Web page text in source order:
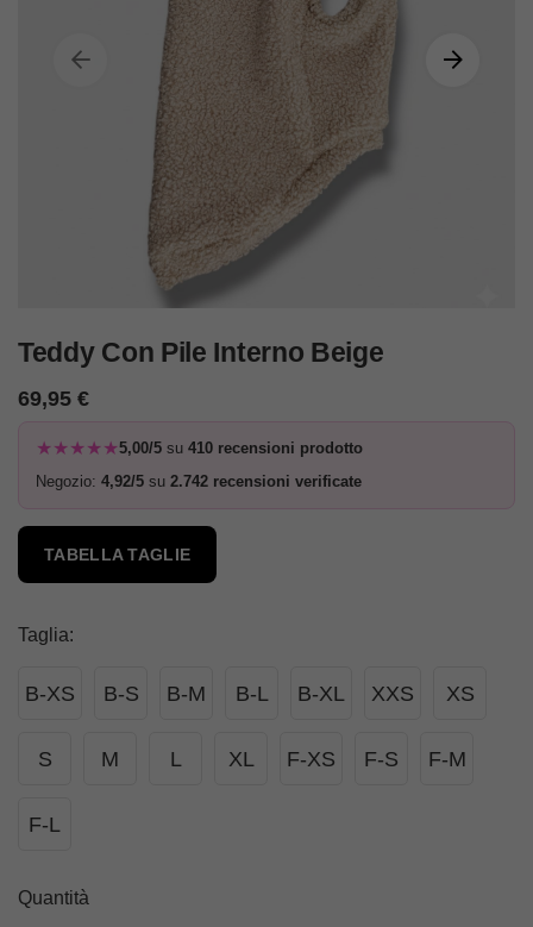
Teddy Con Pile Interno Beige
69,95 €
★★★★★5,00/5 su 410 recensioni prodotto
Negozio: 4,92/5 su 2.742 recensioni verificate
TABELLA TAGLIE
Taglia:
B-XS B-S B-M B-L B-XL XXS XS
S M L XL F-XS F-S F-M
F-L
Quantità